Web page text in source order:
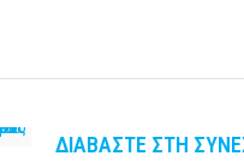
ΔΙΑΒΆΣΤΕ ΣΤΗ